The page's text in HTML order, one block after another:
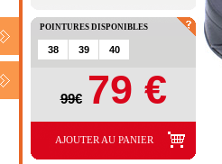
POINTURES DISPONIBLES
38 39 40
99€ 79 €
AJOUTER AU PANIER